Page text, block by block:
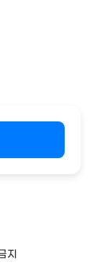
지